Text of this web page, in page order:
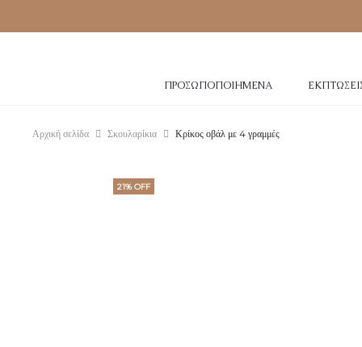
ΠΡΟΣΩΠΟΠΟΙΗΜΈΝΑ
Αρχική σελίδα Σκουλαρίκια Κρίκος οβάλ με 4 γραμμές
21% OFF